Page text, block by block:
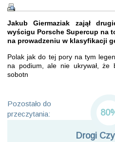
Jakub Giermaziak zajął
wyścigu Porsche Supercup na
na prowadzeniu w klasyfikacji
Polak jak do tej pory na tym
na podium, ale nie ukrywał, że
sobotn
Pozostało do
przeczytania:
Drogi